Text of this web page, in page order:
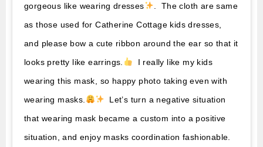
gorgeous like wearing dresses
. The cloth are same
as those used for Catherine Cottage kids dresses,
and please bow a cute ribbon around the ear so that it
looks pretty like earrings.
I really like my kids
wearing this mask, so happy photo taking even with
wearing masks.
Let’s turn a negative situation
that wearing mask became a custom into a positive
situation, and enjoy masks coordination fashionable.